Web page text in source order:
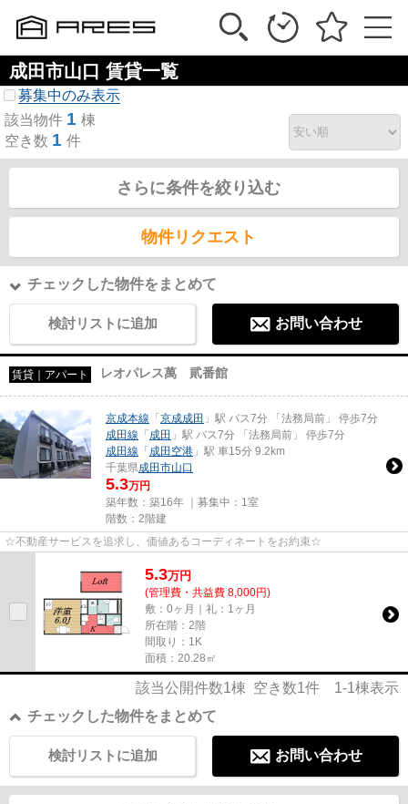
成田市山口 賃貸一覧
募集中のみ表示
該当物件 1 棟
空き数 1 件
さらに条件を絞り込む
物件リクエスト
チェックした物件をまとめて
検討リストに追加 お問い合わせ
賃貸｜アパート レオパレス萬 貮番館
京成本線 「京成成田 」駅 バス7分 「法務局前」 停歩7分
成田線 「成田 」駅 バス7分 「法務局前」 停歩7分
成田線 「成田空港 」駅 車15分 9.2km
千葉県成田市山口
5.3万円
築年数：築16年 ｜募集中： 1室
階数：2階建
☆不動産サービスを追求し、価値あるコーディネートをお約束☆
5.3万円
(管理費・共益費 8,000円)
敷：0ヶ月｜礼：1ヶ月
所在階：2階
間取り：1K
面積：20.28㎡
該当公開件数1棟 空き数1件 1-1棟表示
チェックした物件をまとめて
お問い合わせ
検討リストに追加